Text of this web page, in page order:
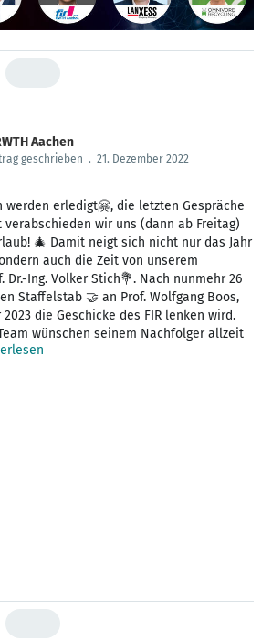
Aachen
geschrieben . 21. Dezember 2022
werden erledigt🤗, die letzten Gespräche
wir uns (dann ab Freitag)
🎄 Damit neigt sich nicht nur das Jahr
auch die Zeit von unserem
Dr.-Ing. Volker Stich💐. Nach nunmehr 26
Staffelstab 🤝 an Prof. Wolfgang Boos,
die Geschicke des FIR lenken wird.
wünschen seinem Nachfolger allzeit